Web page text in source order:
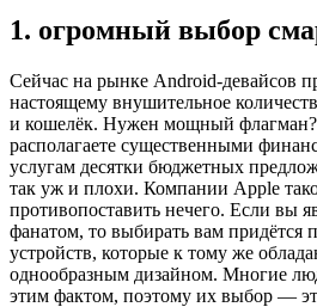
1. огромный выбор
Сейчас на рынке Android-девайсов
настоящему внушительное
и кошелёк. Нужен мощный
располагаете существенными
услугам десятки бюджетных
так уж и плохи. Компании Apple
противопоставить нечего. Если вы
фанатом, то выбирать вам придётся
устройств, которые к тому же
однообразным дизайном. Многие
этим фактом, поэтому их выбор —